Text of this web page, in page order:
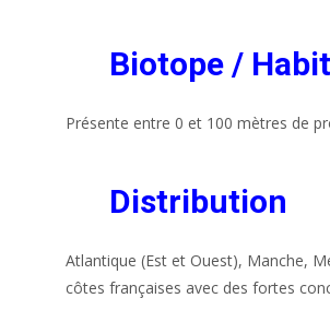
Biotope /
Présente entre 0 et 100 mètres de
Distribution
Atlantique (Est et Ouest), Manche,
côtes françaises avec des fortes